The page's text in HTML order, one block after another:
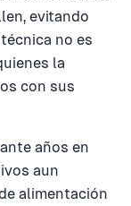
evitando
no es
la
con sus
años en
aun
alimentación